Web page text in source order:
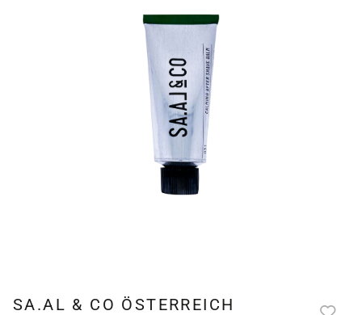
Bildergalerie überspringen
SA.AL & CO ÖSTERREICH